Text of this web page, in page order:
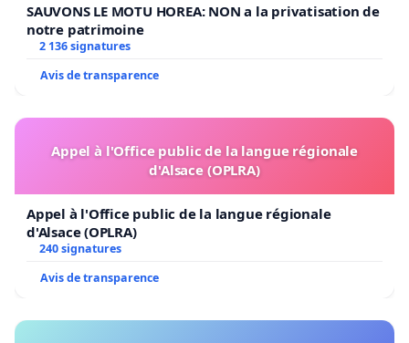
SAUVONS LE MOTU HOREA: NON a la privatisation de
notre patrimoine
2 136 signatures
Avis de transparence
Appel à l'Office public de la langue régionale
d'Alsace (OPLRA)
Appel à l'Office public de la langue régionale
d'Alsace (OPLRA)
240 signatures
Avis de transparence